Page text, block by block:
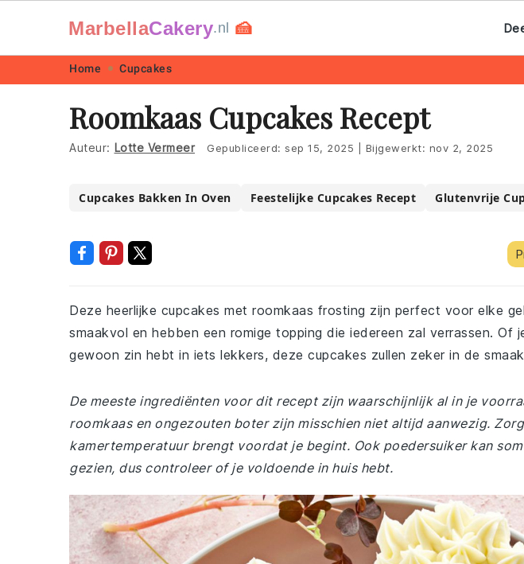
navigation
content
MarbellaCakery.nl 🍰
Home Cupcakes
Roomkaas Cupcakes Recept
Auteur: Lotte Vermeer Gepubliceerd: sep 15, 2025 Bijgewerkt: nov 2, 2025
Cupcakes Bakken In Oven Feestelijke Cupcakes Recept Glutenvrije
Deze heerlijke cupcakes met roomkaas frosting zijn perfect voor elke
smaakvol en hebben een romige topping die iedereen zal verrassen. Of
gewoon zin hebt in iets lekkers, deze cupcakes zullen zeker in de
De meeste ingrediënten voor dit recept zijn waarschijnlijk al in je
roomkaas en ongezouten boter zijn misschien niet altijd aanwezig.
kamertemperatuur brengt voordat je begint. Ook poedersuiker kan
gezien, dus controleer of je voldoende in huis hebt.